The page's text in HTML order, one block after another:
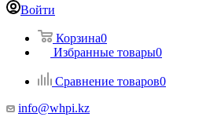
Войти
Корзина0
Избранные товары0
Сравнение товаров0
info@whpi.kz